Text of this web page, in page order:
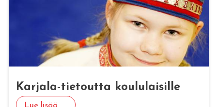
Kar­ja­la-tie­tout­ta kou­lu­lai­sil­le
Lue lisää